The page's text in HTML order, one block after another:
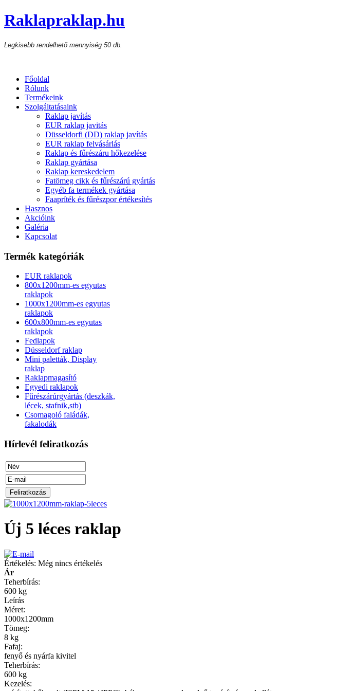
Raklapraklap.hu
Legkisebb rendelhető mennyiség 50 db.
Főoldal
Rólunk
Termékeink
Szolgáltatásaink
Raklap javítás
EUR raklap javitás
Düsseldorfi (DD) raklap javítás
EUR raklap felvásárlás
Raklap és fűrészáru hőkezelése
Raklap gyártása
Raklap kereskedelem
Fatömeg cikk és fűrészárú gyártás
Egyéb fa termékek gyártása
Faapríték és fűrészpor értékesítés
Hasznos
Akcióink
Galéria
Kapcsolat
Termék kategóriák
EUR raklapok
800x1200mm-es egyutas
raklapok
1000x1200mm-es egyutas
raklapok
600x800mm-es egyutas
raklapok
Fedlapok
Düsseldorf raklap
Mini paletták, Display
raklap
Raklapmagasító
Egyedi raklapok
Fűrészárúrgyártás (deszkák,
lécek, stafnik,stb)
Csomagoló faládák,
fakalodák
Hírlevél feliratkozás
Új 5 léces raklap
Értékelés: Még nincs értékelés
Ár
Teherbírás:
600 kg
Leírás
Méret:
1000x1200mm
Tömeg:
8 kg
Fafaj:
fenyő és nyárfa kivitel
Teherbírás:
600 kg
Kezelés: